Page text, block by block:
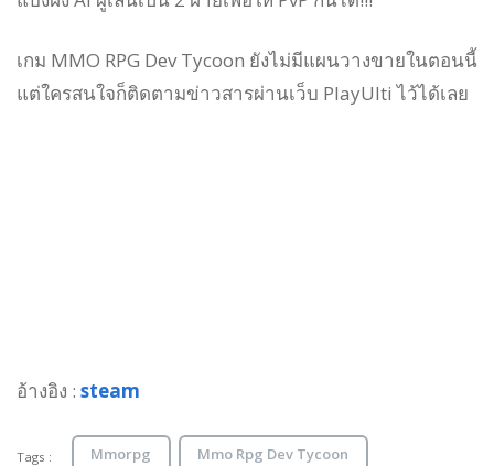
เกม MMO RPG Dev Tycoon ยังไม่มีแผนวางขายในตอนนี้
แต่ใครสนใจก็ติดตามข่าวสารผ่านเว็บ PlayUlti ไว้ได้เลย
อ้างอิง : steam
Tags : Mmorpg Mmo Rpg Dev Tycoon